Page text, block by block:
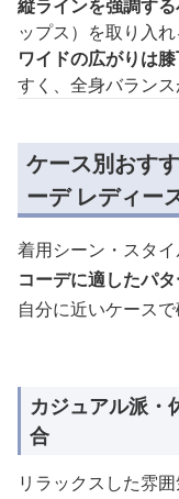
縦ラインを強調す
ップス）を取り入れ
ワイドの広がりは
すく、全身バラン
ケース別おす
ーデ レディー
着用シーン・スタイ
コーデに適したパ
自分に近いケースで
カジュアル派・
合
リラックスした雰